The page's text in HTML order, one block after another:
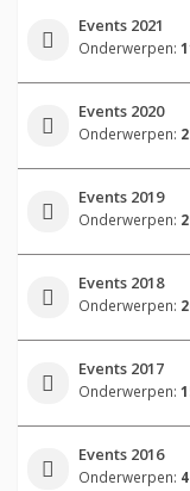
Events 2021
Onderwerpen:
Events 2020
Onderwerpen:
Events 2019
Onderwerpen:
Events 2018
Onderwerpen:
Events 2017
Onderwerpen:
Events 2016
Onderwerpen: